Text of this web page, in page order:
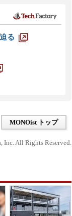
る
MONOist トップ
All Rights Reserved.